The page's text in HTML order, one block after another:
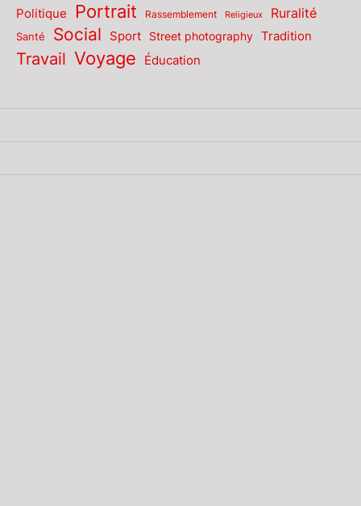
Politique Portrait Rassemblement Religieux Ruralité
Santé Social Sport Street photography Tradition
Travail Voyage Éducation